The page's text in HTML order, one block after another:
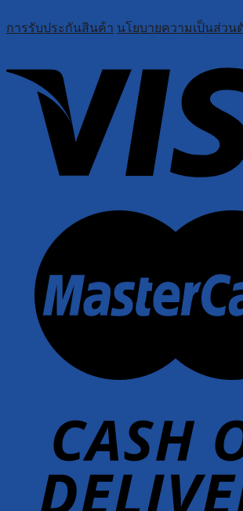
การรับประกันสินค้า นโยบายความเป็นส่วน